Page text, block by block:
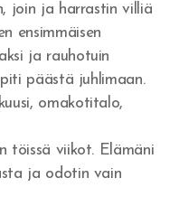
join ja harrastin villiä
ensimmäisen
ja rauhotuin
päästä juhlimaan.
omakotitalo,
töissä viikot. Elämäni
ja odotin vain